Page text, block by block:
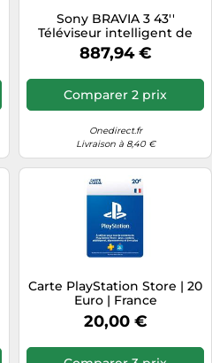
Sony BRAVIA 3 43''
Téléviseur intelligent de
109,2cm (43'') avec qualité
d'image 4K, processeur X1
et technologie HDR offrant
une expérience visuelle
887,94 €
Comparer 2 prix
Onedirect.fr
Livraison à 8,40 €
Carte PlayStation Store | 20
Euro | France
20,00 €